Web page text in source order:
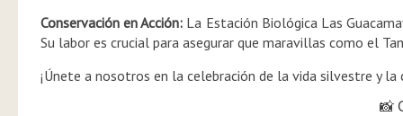
Conservación en Acción: La Estación Biológica Las
Su labor es crucial para asegurar que maravillas como el
¡Únete a nosotros en la celebración de la vida silvestre y
📸